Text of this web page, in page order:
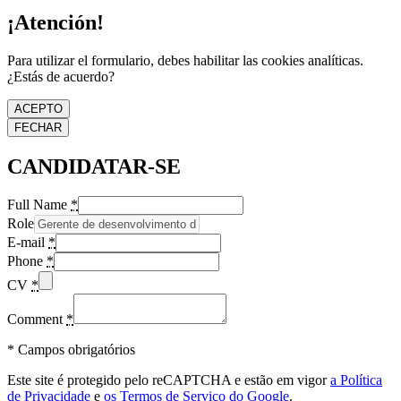
¡Atención!
Para utilizar el formulario, debes habilitar las cookies analíticas.
¿Estás de acuerdo?
ACEPTO
FECHAR
CANDIDATAR-SE
Full Name *
Role
E-mail *
Phone *
CV *
Comment *
* Campos obrigatórios
Este site é protegido pelo reCAPTCHA e estão em vigora Política
de Privacidade e os Termos de Serviço do Google.